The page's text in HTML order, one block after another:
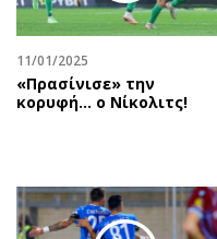
Περιβάλλον
Ελλάδα
Κόσμος
Παράξενα
Θέατρο-Χορός
Μουσική
11/01/2025
«Πρασίνισε» την
κορυφή… ο Νίκολιτς!